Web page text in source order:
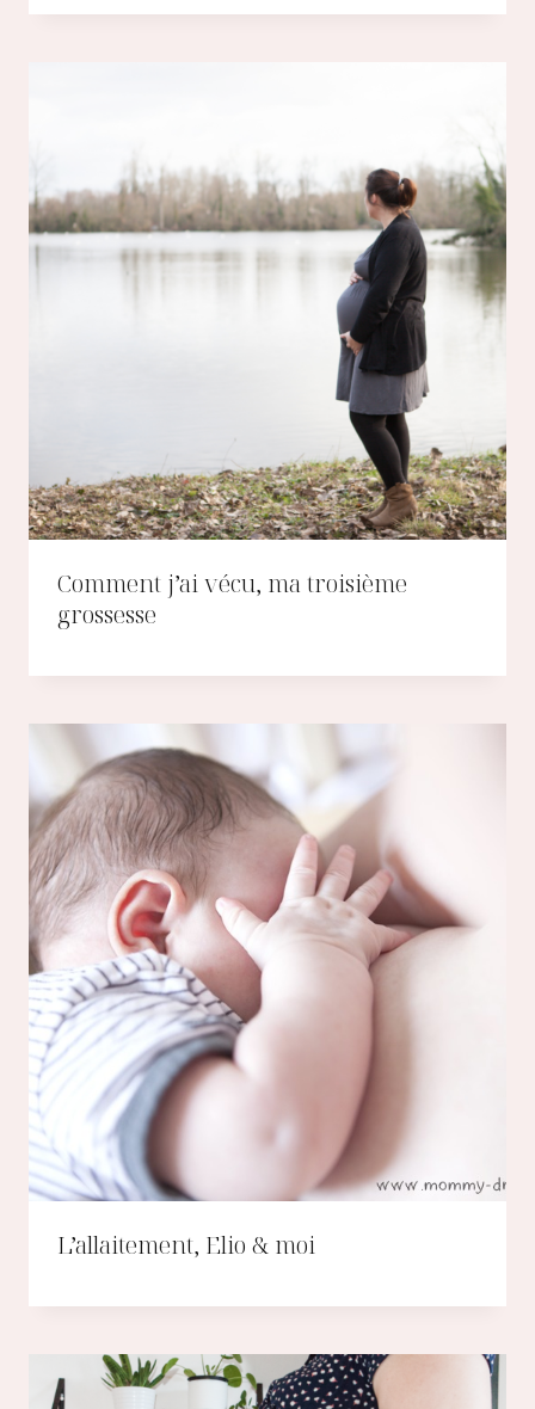
Comment j’ai vécu, ma troisième
grossesse
L’allaitement, Elio & moi